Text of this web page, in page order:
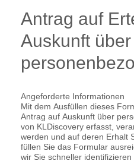
Antrag auf
Auskunft über
Angeforderte Informationen
Mit dem Ausfüllen dieses
Antrag auf Auskunft über
von KLDiscovery erfasst,
werden und auf deren Erhalt
füllen Sie das Formular
wir Sie schneller